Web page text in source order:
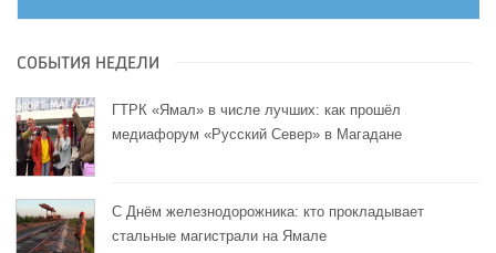
СОБЫТИЯ НЕДЕЛИ
ГТРК «Ямал» в числе лучших: как прошёл
медиафорум «Русский Север» в Магадане
С Днём железнодорожника: кто прокладывает
стальные магистрали на Ямале